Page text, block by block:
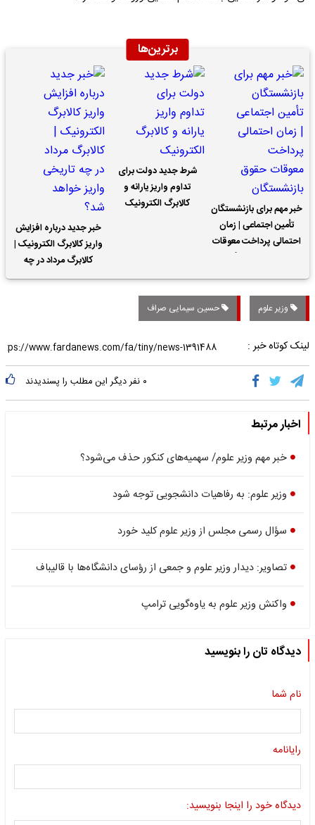
برترین‌ها
خبر مهم برای بازنشستگان
تأمین اجتماعی | زمان
احتمالی پرداخت معوقات
شرط جدید دولت برای
تداوم واریز یارانه و
کالابرگ الکترونیک
خبر جدید درباره افزایش
واریز کالابرگ الکترونیک |
کالابرگ مرداد در چه
تاریخی واریز خواهد شد؟
وزیر علوم حسین سیمایی صراف
لینک کوتاه خبر :
۰ نفر دیگر این مطلب را پسندیدند
اخبار مرتبط
خبر مهم وزیر علوم/ سهمیه‌های کنکور حذف می‌شود؟
وزیر علوم: به رفاهیات دانشجویی توجه شود
سؤال رسمی مجلس از وزیر علوم کلید خورد
تصاویر: دیدار وزیر علوم و جمعی از رؤسای دانشگاه‌ها با قالیباف
واکنش وزیر علوم به یاوه‌گویی ترامپ
دیدگاه تان را بنویسید
نام شما
رایانامه
دیدگاه خود را اینجا بنویسید: